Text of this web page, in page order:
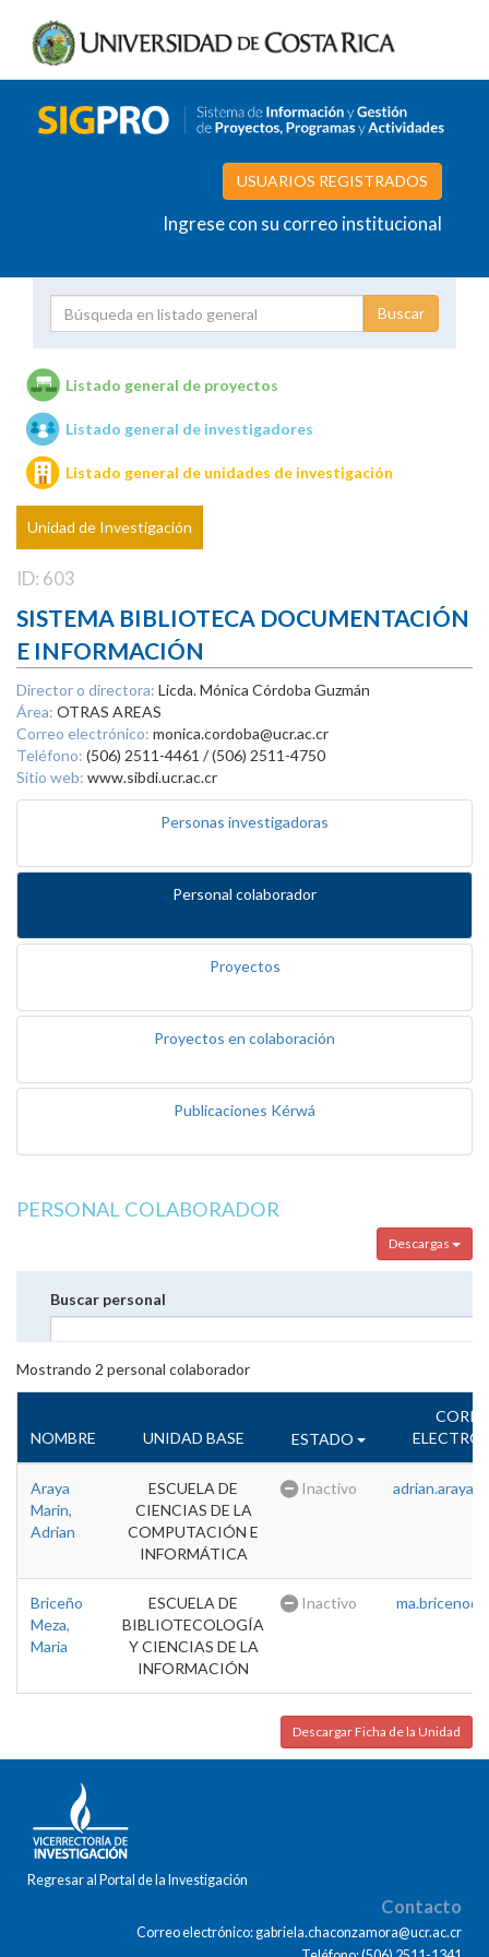
USUARIOS REGISTRADOS
Ingrese con su correo institucional
Unidades de investigación
Listado general de proyectos
Listado general de investigadores
Listado general de unidades de investigación
Unidad de Investigación
ID: 603
SISTEMA BIBLIOTECA DOCUMENTACIÓN
E INFORMACIÓN
Director o directora: Licda. Mónica Córdoba Guzmán
Área: OTRAS AREAS
Correo electrónico: monica.cordoba@ucr.ac.cr
Teléfono: (506) 2511-4461 / (506) 2511-4750
Sitio web: www.sibdi.ucr.ac.cr
Personas investigadoras
Personal colaborador
Proyectos
Proyectos en colaboración
Publicaciones Kérwá
PERSONAL COLABORADOR
Descargas
Buscar personal
Mostrando 2 personal colaborador
NOMBRE UNIDAD BASE ESTADO
Araya
Marin,
Adrian
ESCUELA DE
CIENCIAS DE LA
COMPUTACIÓN E
INFORMÁTICA
Inactivo
Briceño
Meza,
Maria
ESCUELA DE
BIBLIOTECOLOGÍA
Y CIENCIAS DE LA
INFORMACIÓN
Inactivo
Descargar Ficha de la Unidad
Regresar al Portal de la Investigación
Contacto
Correo electrónico: gabriela.chaconzamora@ucr.ac.cr